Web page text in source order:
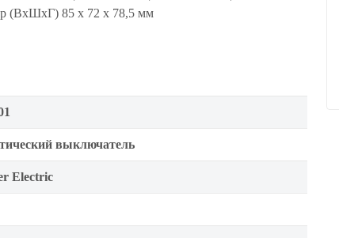
(ВхШхГ) 85 х 72 х 78,5 мм
выключатель
Electric